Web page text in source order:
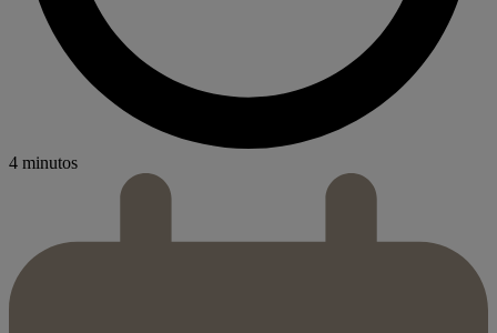
4 minutos